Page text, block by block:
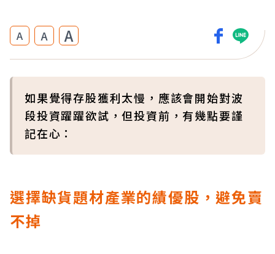
A A A
如果覺得存股獲利太慢，應該會開始對波
段投資躍躍欲試，但投資前，有幾點要謹
記在心：
選擇缺貨題材產業的績優股，避免賣
不掉